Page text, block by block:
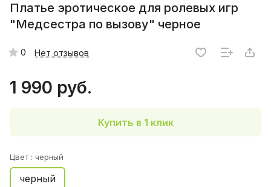
Платье эротическое для ролевых игр
"Медсестра по вызову" черное
0 Нет отзывов
1 990 руб.
Купить в 1 клик
Цвет : черный
черный